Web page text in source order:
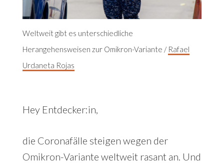
Weltweit gibt es unterschiedliche
Herangehensweisen zur Omikron-Variante / Rafael
Urdaneta Rojas
Hey Entdecker:in,
die Coronafälle steigen wegen der
Omikron-Variante weltweit rasant an. Und